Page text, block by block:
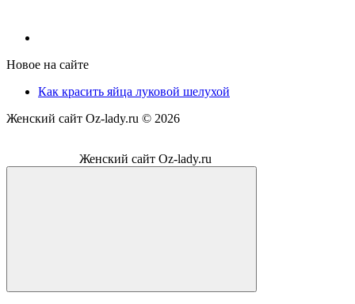
Новое на сайте
Как красить яйца луковой шелухой
Женский сайт Oz-lady.ru © 2026
Женский сайт Oz-lady.ru